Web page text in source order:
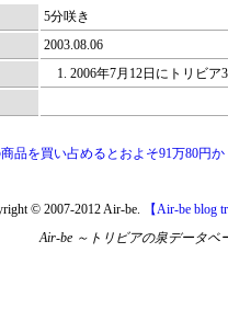
5分咲き
2003.08.06
2006年7月12日にトリビ
品を買い占めるとおよそ91万80円か
© 2007-2012 Air-be.
【Air-be blog
Air-be ～トリビアの泉データベ